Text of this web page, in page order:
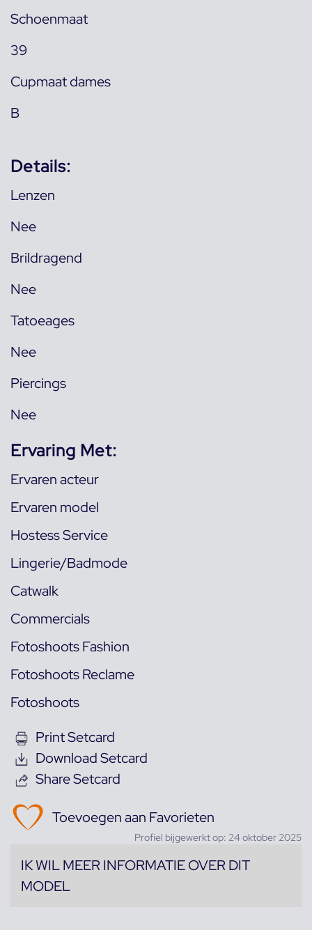
Schoenmaat
39
Cupmaat dames
B
Details:
Lenzen
Nee
Brildragend
Nee
Tatoeages
Nee
Piercings
Nee
Ervaring Met:
Ervaren acteur
Ervaren model
Hostess Service
Lingerie/Badmode
Catwalk
Commercials
Fotoshoots Fashion
Fotoshoots Reclame
Fotoshoots
Print Setcard
Download Setcard
Share Setcard
Toevoegen aan Favorieten
Profiel bijgewerkt op: 24 oktober 2025
IK WIL MEER INFORMATIE OVER DIT
MODEL